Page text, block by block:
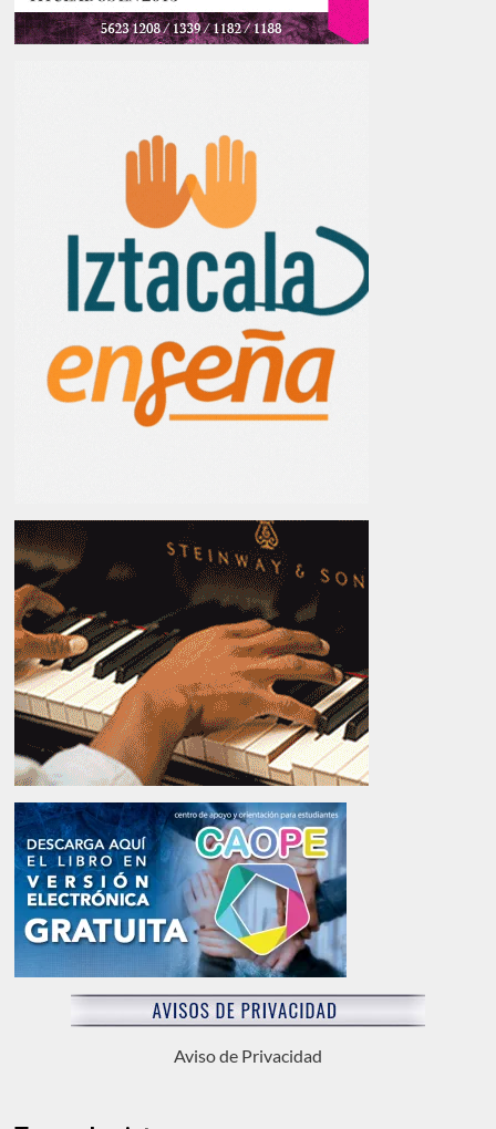
Aviso de Privacidad